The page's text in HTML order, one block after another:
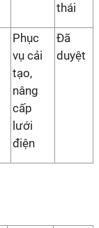
thái
Phục
vụ cải
tạo,
nâng
cấp
lưới
điện
Đã
duyệt